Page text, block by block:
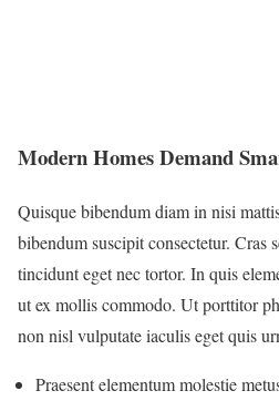
Modern Homes Demand
Quisque bibendum diam in nisi
bibendum suscipit consectetur. Cras
tincidunt eget nec tortor. In quis
ut ex mollis commodo. Ut porttitor
non nisl vulputate iaculis eget quis
Praesent elementum molestie